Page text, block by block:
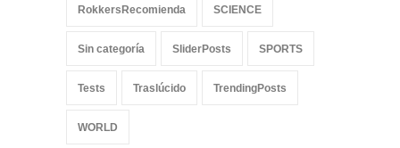
RokkersRecomienda SCIENCE
Sin categoría SliderPosts SPORTS
Tests Traslúcido TrendingPosts
WORLD